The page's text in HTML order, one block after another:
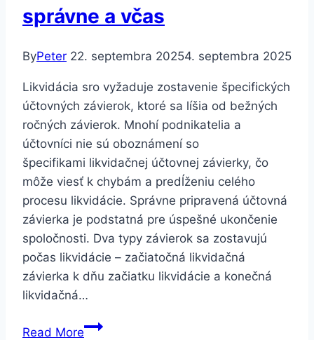
správne a včas
ByPeter 22. septembra 20254. septembra 2025
Likvidácia sro vyžaduje zostavenie špecifických
účtovných závierok, ktoré sa líšia od bežných
ročných závierok. Mnohí podnikatelia a
účtovníci nie sú oboznámení so
špecifikami likvidačnej účtovnej závierky, čo
môže viesť k chybám a predĺženiu celého
procesu likvidácie. Správne pripravená účtovná
závierka je podstatná pre úspešné ukončenie
spoločnosti. Dva typy závierok sa zostavujú
počas likvidácie – začiatočná likvidačná
závierka k dňu začiatku likvidácie a konečná
likvidačná…
Read MoreLikvidácia